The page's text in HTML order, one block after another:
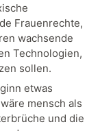
Frauenrechte,
wachsende
Technologien,
sollen.
etwas
mensch als
und die